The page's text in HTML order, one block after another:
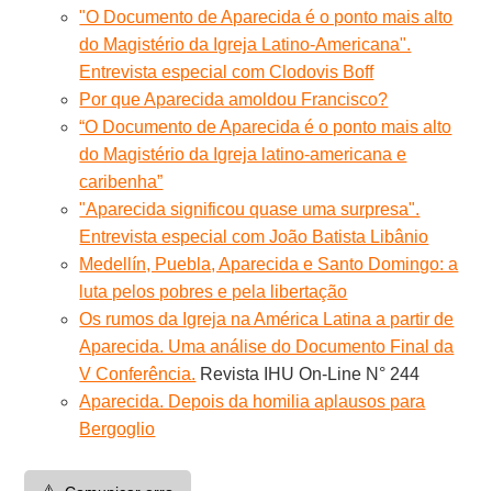
"O Documento de Aparecida é o ponto mais alto
do Magistério da Igreja Latino-Americana".
Entrevista especial com Clodovis Boff
Por que Aparecida amoldou Francisco?
“O Documento de Aparecida é o ponto mais alto
do Magistério da Igreja latino-americana e
caribenha”
"Aparecida significou quase uma surpresa".
Entrevista especial com João Batista Libânio
Medellín, Puebla, Aparecida e Santo Domingo: a
luta pelos pobres e pela libertação
Os rumos da Igreja na América Latina a partir de
Aparecida. Uma análise do Documento Final da
V Conferência. Revista IHU On-Line N° 244
Aparecida. Depois da homilia aplausos para
Bergoglio